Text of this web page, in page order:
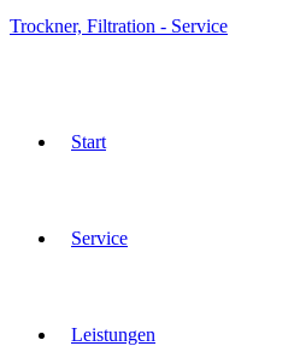
Start
Service
Leistungen